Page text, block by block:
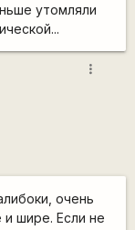
утомляли
more_vert
очень
и шире. Если не